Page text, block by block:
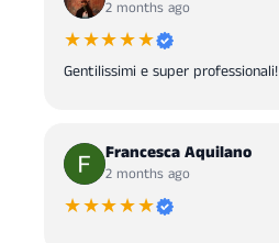
2 months ago
★★★★★
Gentilissimi e super professionali!
Francesca Aquilano
2 months ago
★★★★★